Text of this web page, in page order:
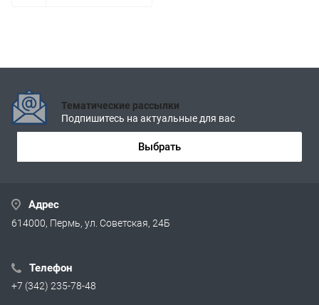
Тематические рассылки
Подпишитесь на актуальные для вас
Выбрать
Адрес
614000, Пермь, ул. Советская, 24Б
Телефон
+7 (342) 235-78-48